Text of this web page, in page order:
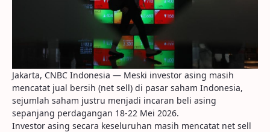
Jakarta, CNBC Indonesia — Meski investor asing masih
mencatat jual bersih (net sell) di pasar saham Indonesia,
sejumlah saham justru menjadi incaran beli asing
sepanjang perdagangan 18-22 Mei 2026.
Investor asing secara keseluruhan masih mencatat net sell